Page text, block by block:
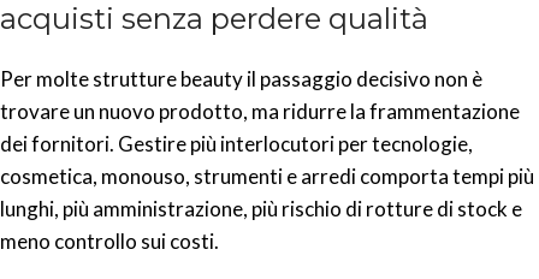
acquisti senza perdere qualità
Per molte strutture beauty il passaggio decisivo non è
trovare un nuovo prodotto, ma ridurre la frammentazione
dei fornitori. Gestire più interlocutori per tecnologie,
cosmetica, monouso, strumenti e arredi comporta tempi più
lunghi, più amministrazione, più rischio di rotture di stock e
meno controllo sui costi.